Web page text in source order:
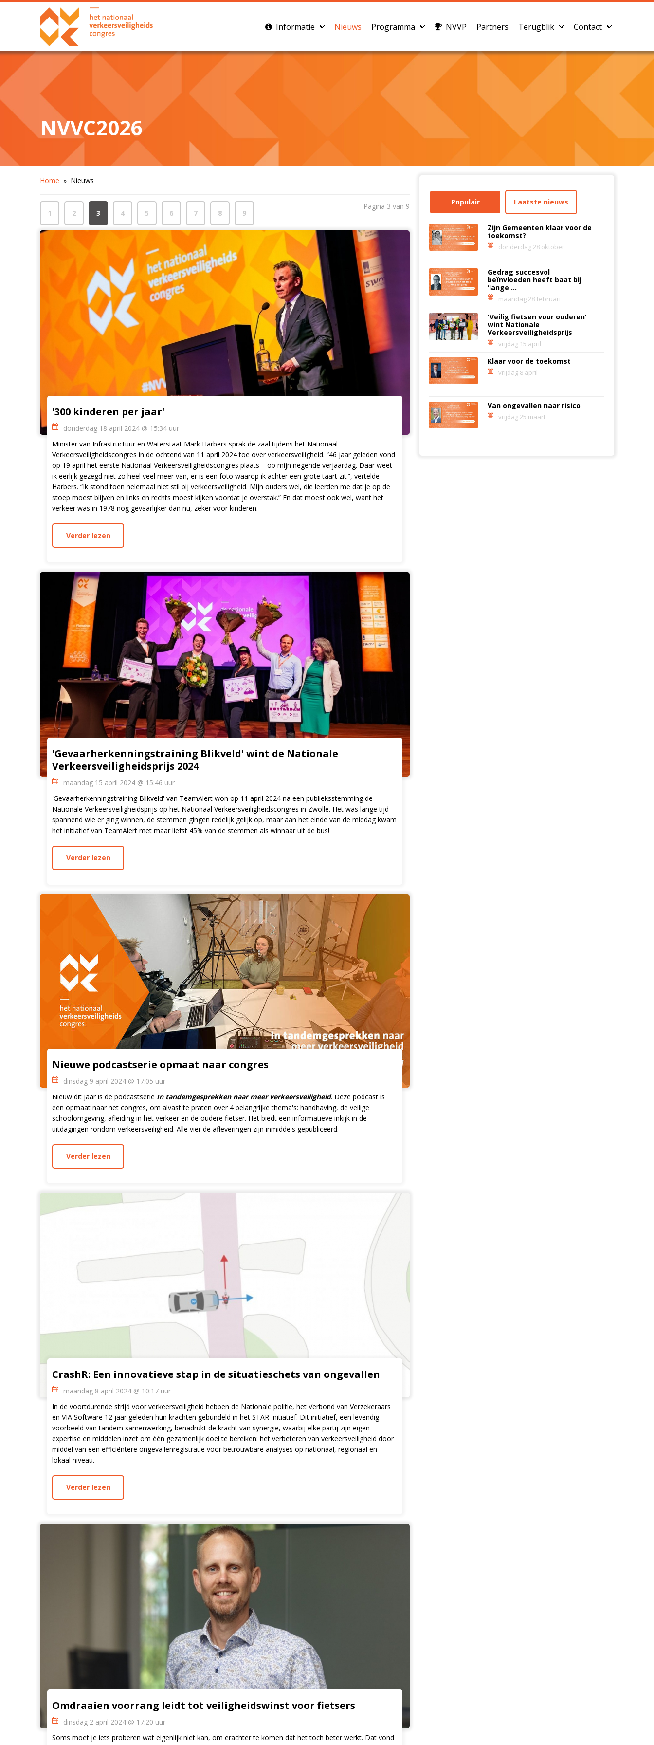
Informatie Nieuws Programma NVVP Partners Terugblik Contact
NVVC2026
Home » Nieuws
1 2 3 4 5 6 7 8 9
Pagina 3 van 9
'300 kinderen per jaar'
donderdag 18 april 2024 @ 15:34 uur
Minister van Infrastructuur en Waterstaat Mark Harbers sprak de zaal tijdens het Nationaal
Verkeersveiligheidscongres in de ochtend van 11 april 2024 toe over verkeersveiligheid. “46 jaar geleden vond
op 19 april het eerste Nationaal Verkeersveiligheidscongres plaats – op mijn negende verjaardag. Daar weet
ik eerlijk gezegd niet zo heel veel meer van, er is een foto waarop ik achter een grote taart zit.”, vertelde
Harbers. “Ik stond toen helemaal niet stil bij verkeersveiligheid. Mijn ouders wel, die leerden me dat je op de
stoep moest blijven en links en rechts moest kijken voordat je overstak.” En dat moest ook wel, want het
verkeer was in 1978 nog gevaarlijker dan nu, zeker voor kinderen.
Verder lezen
'Gevaarherkenningstraining Blikveld' wint de Nationale
Verkeersveiligheidsprijs 2024
maandag 15 april 2024 @ 15:46 uur
'Gevaarherkenningstraining Blikveld' van TeamAlert won op 11 april 2024 na een publieksstemming de
Nationale Verkeersveiligheidsprijs op het Nationaal Verkeersveiligheidscongres in Zwolle. Het was lange tijd
spannend wie er ging winnen, de stemmen gingen redelijk gelijk op, maar aan het einde van de middag kwam
het initiatief van TeamAlert met maar liefst 45% van de stemmen als winnaar uit de bus!
Verder lezen
Nieuwe podcastserie opmaat naar congres
dinsdag 9 april 2024 @ 17:05 uur
Nieuw dit jaar is de podcastserie In tandemgesprekken naar meer verkeersveiligheid. Deze podcast is
een opmaat naar het congres, om alvast te praten over 4 belangrijke thema's: handhaving, de veilige
schoolomgeving, afleiding in het verkeer en de oudere fietser. Het biedt een informatieve inkijk in de
uitdagingen rondom verkeersveiligheid. Alle vier de afleveringen zijn inmiddels gepubliceerd.
Verder lezen
CrashR: Een innovatieve stap in de situatieschets van ongevallen
maandag 8 april 2024 @ 10:17 uur
In de voortdurende strijd voor verkeersveiligheid hebben de Nationale politie, het Verbond van Verzekeraars
en VIA Software 12 jaar geleden hun krachten gebundeld in het STAR-initiatief. Dit initiatief, een levendig
voorbeeld van tandem samenwerking, benadrukt de kracht van synergie, waarbij elke partij zijn eigen
expertise en middelen inzet om één gezamenlijk doel te bereiken: het verbeteren van verkeersveiligheid door
middel van een efficiëntere ongevallenregistratie voor betrouwbare analyses op nationaal, regionaal en
lokaal niveau.
Verder lezen
Omdraaien voorrang leidt tot veiligheidswinst voor fietsers
dinsdag 2 april 2024 @ 17:20 uur
Soms moet je iets proberen wat eigenlijk niet kan, om erachter te komen dat het toch beter werkt. Dat vond
Populair Laatste nieuws
Zijn Gemeenten klaar voor de
toekomst?
donderdag 28 oktober
Gedrag succesvol
beïnvloeden heeft baat bij
‘lange ...
maandag 28 februari
'Veilig fietsen voor ouderen'
wint Nationale
Verkeersveiligheidsprijs
vrijdag 15 april
Klaar voor de toekomst
vrijdag 8 april
Van ongevallen naar risico
vrijdag 25 maart